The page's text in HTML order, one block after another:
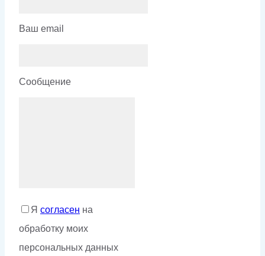
Ваш email
Сообщение
Я согласен на
обработку моих
персональных данных